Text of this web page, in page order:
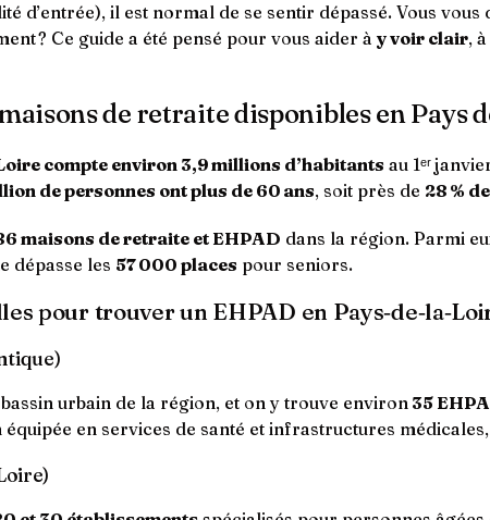
d’entrée), il est normal de se sentir dépassé. Vous
? Ce guide a été pensé pour vous aider à y voir clair,
de retraite disponibles en Pays
compte environ 3,9 millions d’habitants au 1ᵉʳ
de personnes ont plus de 60 ans, soit près de 28 %
maisons de retraite et EHPAD dans la région. Parmi
dépasse les 57 000 places pour seniors.
pour trouver un EHPAD en
urbain de la région, et on y trouve environ 35
équipée en services de santé et infrastructures